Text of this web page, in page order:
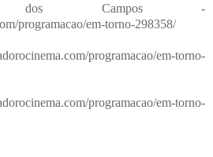
dos Campos -
programacao/em-torno-298358/
programacao/em-torno-
programacao/em-torno-